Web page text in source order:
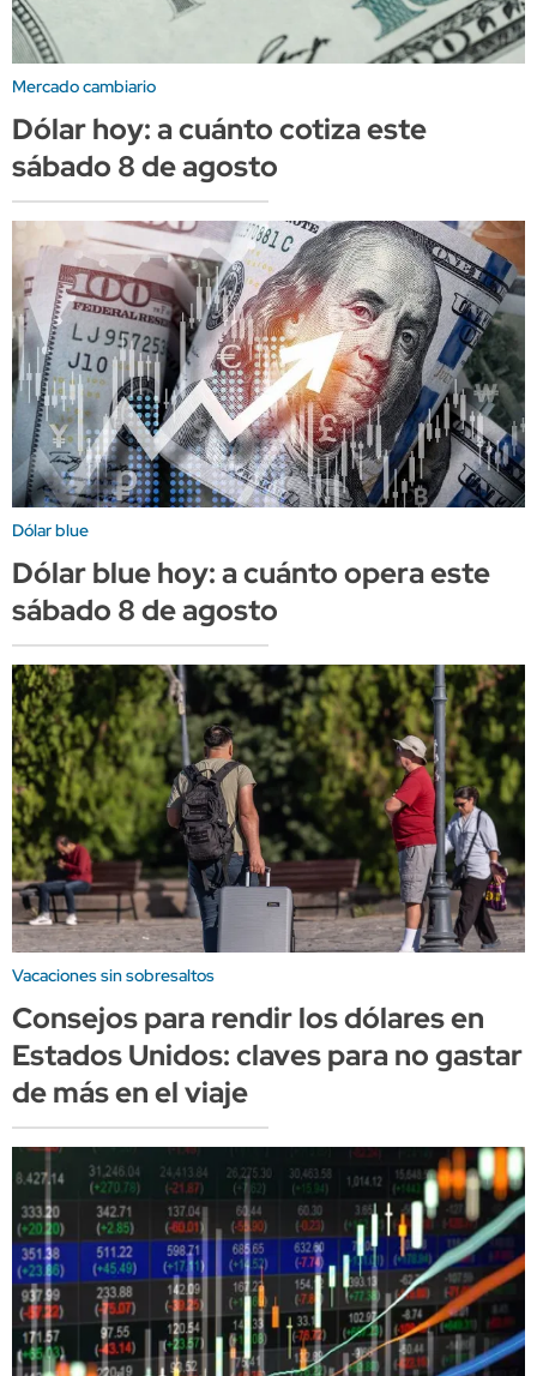
Mercado cambiario
Dólar hoy: a cuánto cotiza este
sábado 8 de agosto
Dólar blue
Dólar blue hoy: a cuánto opera este
sábado 8 de agosto
Vacaciones sin sobresaltos
Consejos para rendir los dólares en
Estados Unidos: claves para no gastar
de más en el viaje